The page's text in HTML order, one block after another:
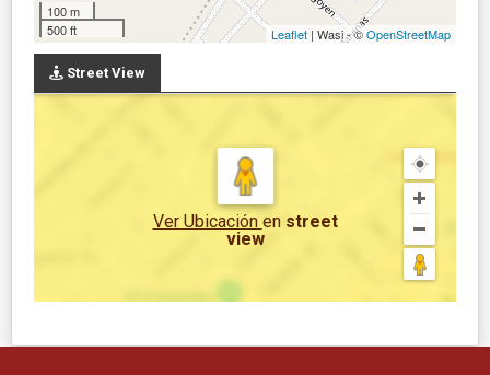
100 m
500 ft
Leaflet | Wasi - ©OpenStreetMap
Street View
Ver Ubicación en street
view